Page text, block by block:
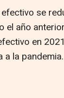
se
año
en
a la pandemia.